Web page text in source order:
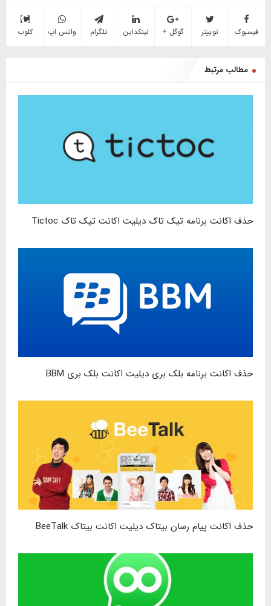
فیسبوک توییتر گوگل + لینکداین تلگرام واتس اپ کلوب
مطالب مرتبط
حذف اکانت برنامه تیک تاک دیلیت اکانت تیک تاک Tictoc
حذف اکانت برنامه بلک بری دیلیت اکانت بلک بری BBM
حذف اکانت پیام رسان بیتاک دیلیت اکانت بیتاک BeeTalk